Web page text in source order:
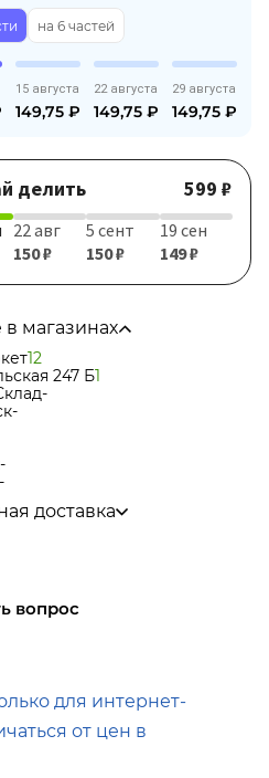
на 6 частей
15 августа
149,75 ₽
22 августа
149,75 ₽
29 августа
149,75 ₽
делить 599 ₽
22 авг
150 ₽
5 сент
150 ₽
19 сен
149 ₽
магазинах
12
247 Б1
-
-
-
-
доставка
при покупке
вопрос
для интернет-
от цен в